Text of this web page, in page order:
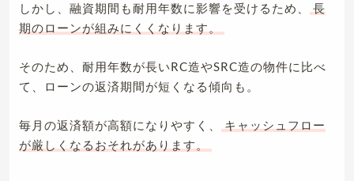
しかし、融資期間も耐用年数に影響を受けるため、
長
期のローンが組みにくくなります。
そのため、耐用年数が長いRC造やSRC造の物件に比べ
て、ローンの返済期間が短くなる傾向も。
毎月の返済額が高額になりやすく、
キャッシュフロー
が厳しくなるおそれがあります。